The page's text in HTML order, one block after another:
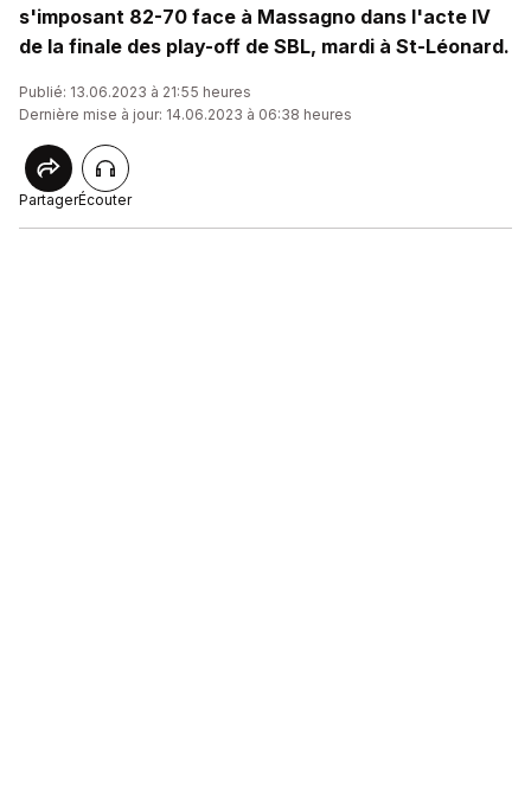
s'imposant 82-70 face à Massagno dans l'acte IV
de la finale des play-off de SBL, mardi à St-Léonard.
Publié: 13.06.2023 à 21:55 heures
Dernière mise à jour: 14.06.2023 à 06:38 heures
PartagerÉcouter